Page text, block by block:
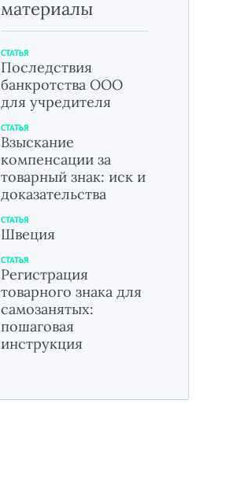
материалы
СТАТЬЯ
Последствия
банкротства ООО
для учредителя
СТАТЬЯ
Взыскание
компенсации за
товарный знак: иск и
доказательства
СТАТЬЯ
Швеция
СТАТЬЯ
Регистрация
товарного знака для
самозанятых:
пошаговая
инструкция